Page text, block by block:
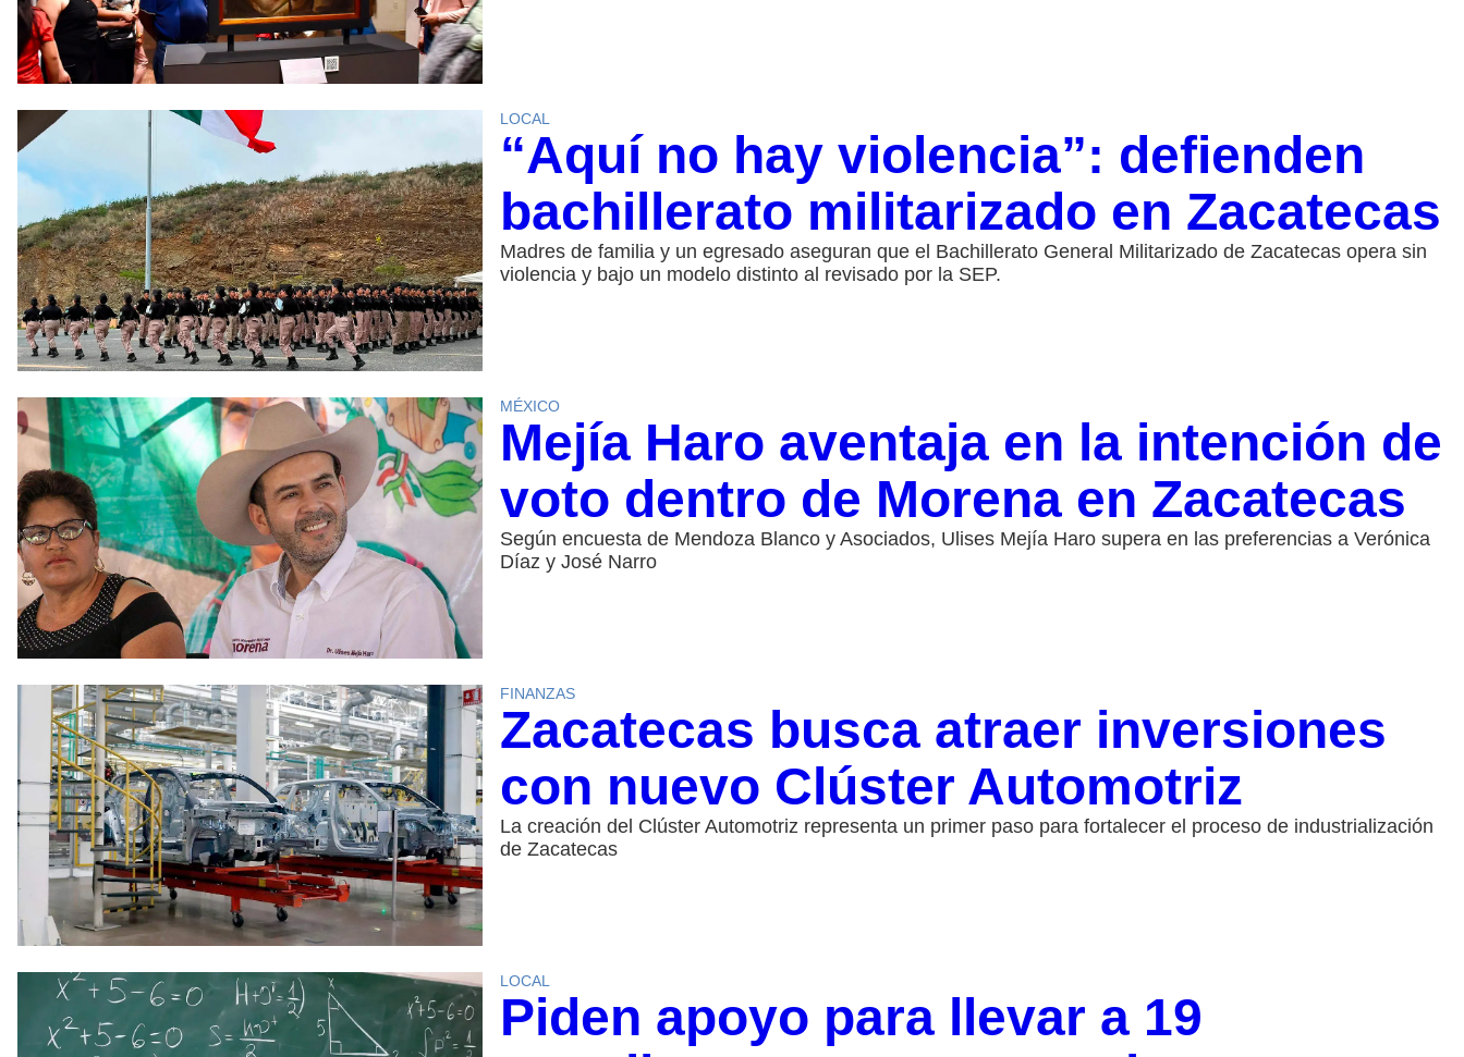
LOCAL
“Aquí no hay violencia”: defienden
bachillerato militarizado en Zacatecas
Madres de familia y un egresado aseguran que el Bachillerato General Militarizado de Zacatecas opera sin
violencia y bajo un modelo distinto al revisado por la SEP.
MÉXICO
Mejía Haro aventaja en la intención de
voto dentro de Morena en Zacatecas
Según encuesta de Mendoza Blanco y Asociados, Ulises Mejía Haro supera en las preferencias a Verónica
Díaz y José Narro
FINANZAS
Zacatecas busca atraer inversiones
con nuevo Clúster Automotriz
La creación del Clúster Automotriz representa un primer paso para fortalecer el proceso de industrialización
de Zacatecas
LOCAL
Piden apoyo para llevar a 19